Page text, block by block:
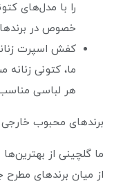
را با مدل‌های
خصوص در
کفش اسپرت
ما، کتونی
هر لباسی
برندهای محبوب خارجی
ما گلچینی از
از میان برندهای مطرح